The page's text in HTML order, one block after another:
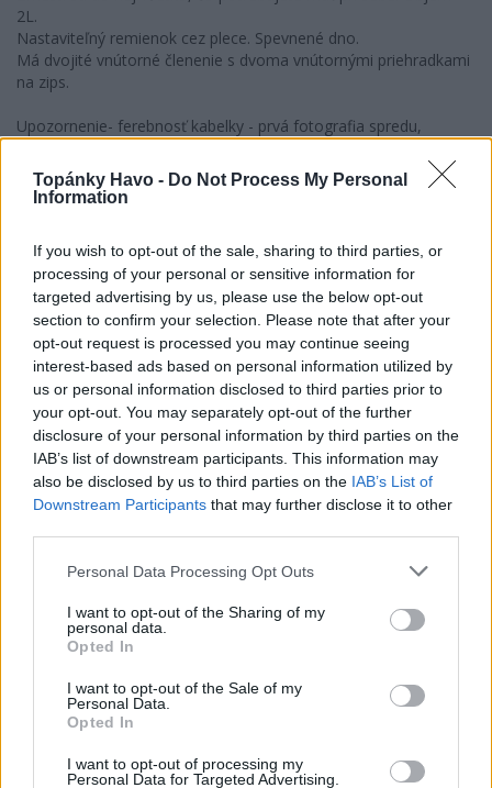
Topánky Havo - Do Not Process My Personal
Information
If you wish to opt-out of the sale, sharing to third parties, or
processing of your personal or sensitive information for
targeted advertising by us, please use the below opt-out
section to confirm your selection. Please note that after your
opt-out request is processed you may continue seeing
interest-based ads based on personal information utilized by
us or personal information disclosed to third parties prior to
your opt-out. You may separately opt-out of the further
disclosure of your personal information by third parties on the
IAB’s list of downstream participants. This information may
also be disclosed by us to third parties on the IAB’s List of
Downstream Participants that may further disclose it to other
Personal Data Processing Opt Outs
I want to opt-out of the Sharing of my
personal data.
Opted In
I want to opt-out of the Sale of my
Personal Data.
Opted In
I want to opt-out of processing my
Personal Data for Targeted Advertising.
2L.
Nastaviteľný remienok cez plece. Spevnené dno.
Má dvojité vnútorné členenie s dvoma vnútornými priehradkami
na zips.
Upozornenie- ferebnosť kabelky - prvá fotografia spredu,
TWEET SHARE GOOGLE+ PINTEREST
Poslať známemu
Tlačiť
Nenašli ste veľkosť alebo produkt, ktorý hľadáte?
VÝPREDAJ
22,50 €